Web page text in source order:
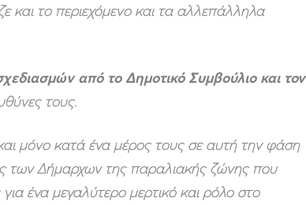
και το περιεχόμενο και τα αλλεπάλληλα
από το Δημοτικό Συμβούλιο και τον
τους.
μόνο κατά ένα μέρος τους σε αυτή την φάση
των Δήμαρχων της παραλιακής ζώνης που
ένα μεγαλύτερο μερτικό και ρόλο στο